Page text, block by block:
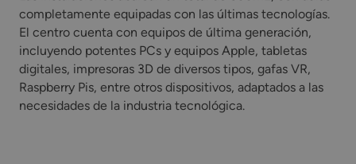
completamente equipadas con las últimas tecnologías.
El centro cuenta con equipos de última generación,
incluyendo potentes PCs y equipos Apple, tabletas
digitales, impresoras 3D de diversos tipos, gafas VR,
Raspberry Pis, entre otros dispositivos, adaptados a las
necesidades de la industria tecnológica.